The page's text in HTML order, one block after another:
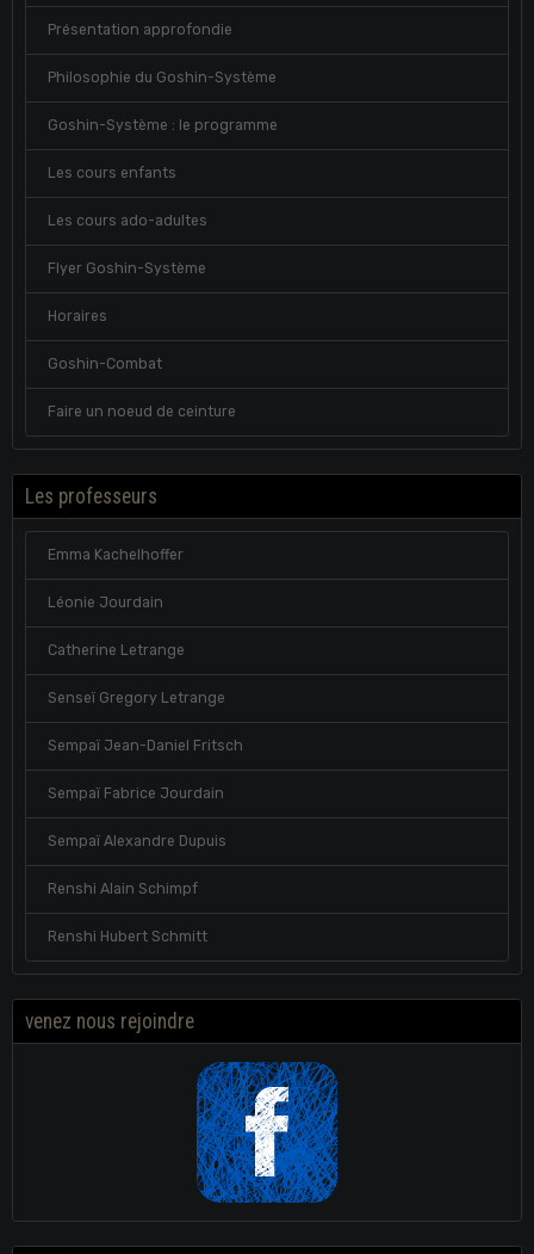
Présentation approfondie
Philosophie du Goshin-Système
Goshin-Système : le programme
Les cours enfants
Les cours ado-adultes
Flyer Goshin-Système
Horaires
Goshin-Combat
Faire un noeud de ceinture
Les professeurs
Emma Kachelhoffer
Léonie Jourdain
Catherine Letrange
Senseï Gregory Letrange
Sempaï Jean-Daniel Fritsch
Sempaï Fabrice Jourdain
Sempaï Alexandre Dupuis
Renshi Alain Schimpf
Renshi Hubert Schmitt
venez nous rejoindre